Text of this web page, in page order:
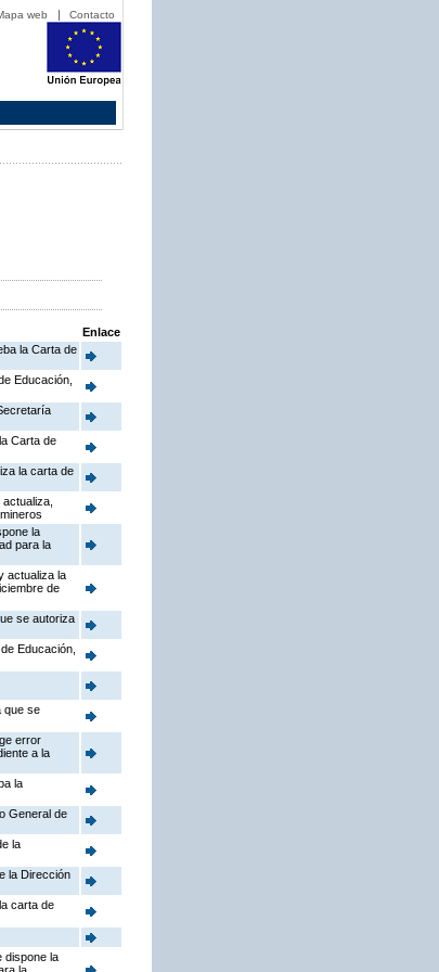
web Contacto
Enlace
la Carta de
Educación,
Carta de
la carta de
la
para la
actualiza la
de
se autoriza
Educación,
que se
error
a la
la
General de
la
la Dirección
carta de
dispone la